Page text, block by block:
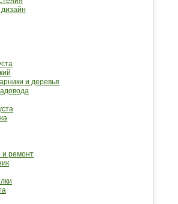
и деревья
и ремонт